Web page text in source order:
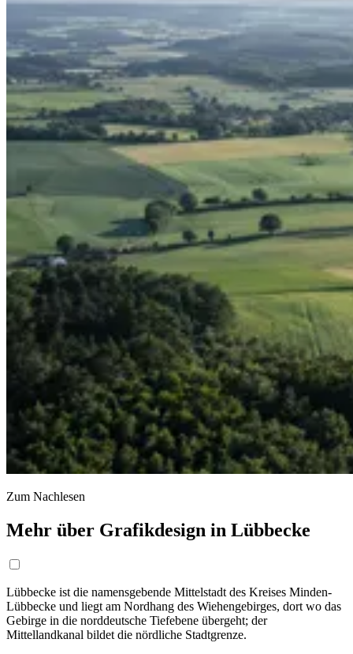
Zum Nachlesen
Mehr über Grafikdesign in Lübbecke
Lübbecke ist die namensgebende Mittelstadt des Kreises Minden-
Lübbecke und liegt am Nordhang des Wiehengebirges, dort wo das
Gebirge in die norddeutsche Tiefebene übergeht; der
Mittellandkanal bildet die nördliche Stadtgrenze.